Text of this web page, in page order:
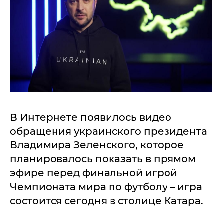
В Интернете появилось видео
обращения украинского президента
Владимира Зеленского, которое
планировалось показать в прямом
эфире перед финальной игрой
Чемпионата мира по футболу – игра
состоится сегодня в столице Катара.